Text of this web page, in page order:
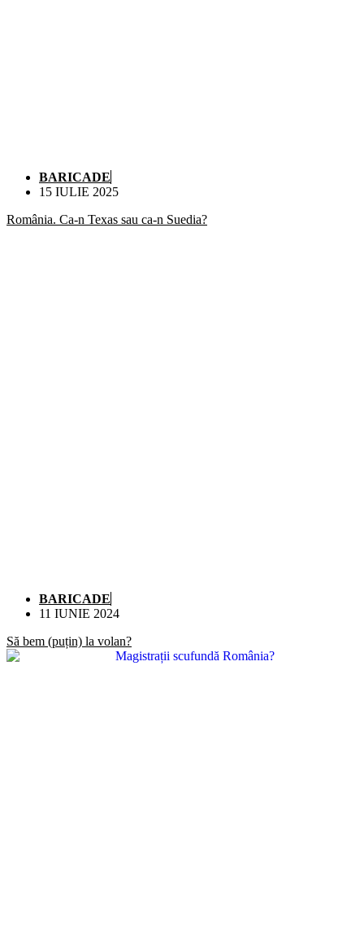
BARICADE
15 IULIE 2025
România. Ca-n Texas sau ca-n Suedia?
BARICADE
11 IUNIE 2024
Să bem (puțin) la volan?